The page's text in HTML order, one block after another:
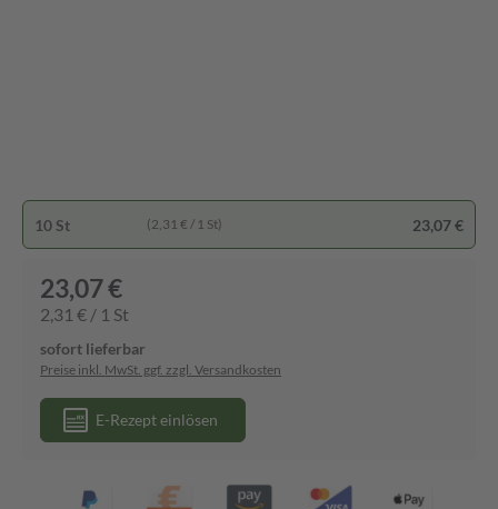
10 St (2,31 € / 1 St) 23,07 €
23,07 €
2,31 € / 1 St
sofort lieferbar
Preise inkl. MwSt. ggf. zzgl. Versandkosten
E-Rezept einlösen